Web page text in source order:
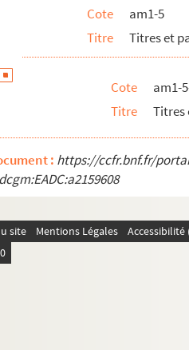
Cote
am1-5
Titre
Titres et
Cote
am1-
Titre
Titres
: https://ccfr.bnf.fr/
site Mentions Légales